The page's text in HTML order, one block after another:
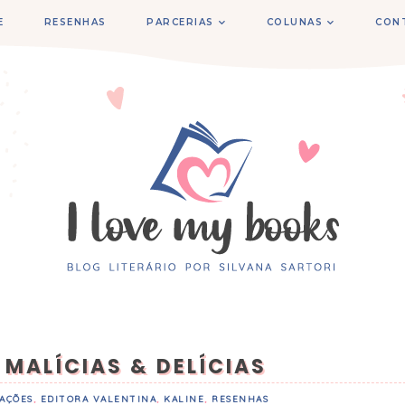
RESENHAS PARCERIAS COLUNAS
& DELÍCIAS
EDITORA VALENTINA KALINE RESENHAS